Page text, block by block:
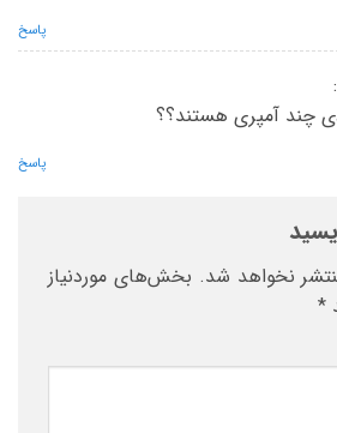
پاسخ
چند آمپری هستند؟؟
پاسخ
نخواهد شد. بخش‌های موردنیاز
*